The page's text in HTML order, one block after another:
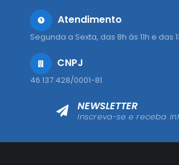
Atendimento
Segunda a Sexta, das 8h às 11h e das
CNPJ
46.137.428/0001-81
NEWSLETTER
Inscreva-se e receba